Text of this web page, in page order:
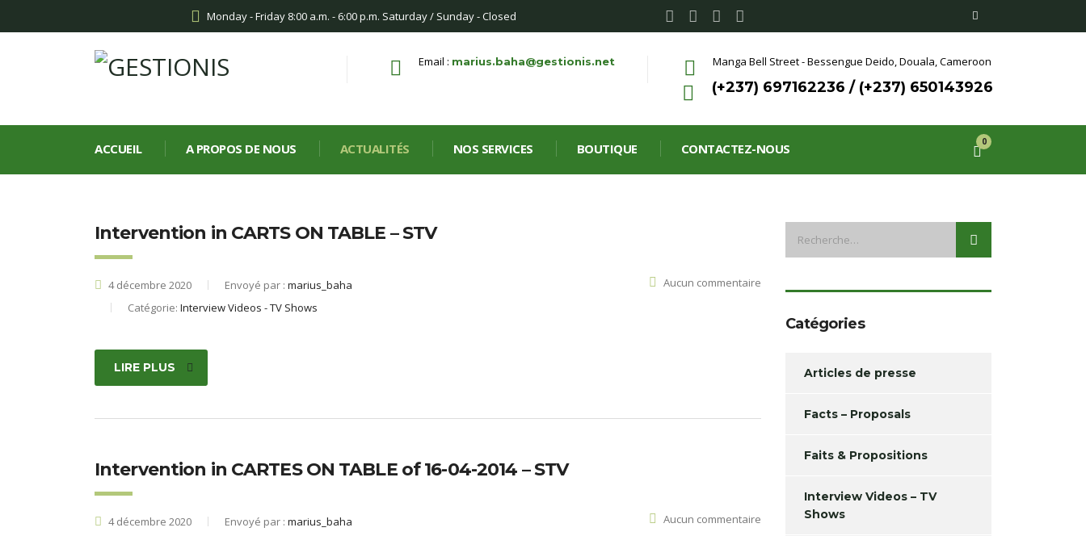
Monday - Friday 8:00 a.m. - 6:00 p.m. Saturday / Sunday - Closed
Manga Bell Street - Bessengue Deido,Douala, Cameroon
Email : marius.baha@gestionis.net
(+237) 697162236 / (+237) 650143926
ACCUEIL A PROPOS DE NOUS ACTUALITÉS NOS SERVICES BOUTIQUE CONTACTEZ-NOUS 0
Intervention in CARTS ON TABLE – STV
4 décembre 2020 Envoyé par : marius_baha
Catégorie: Interview Videos - TV Shows
Aucun commentaire
LIRE PLUS
Intervention in CARTES ON TABLE of 16-04-2014 – STV
4 décembre 2020 Envoyé par : marius_baha
Aucun commentaire
Catégories
Articles de presse
Facts – Proposals
Faits & Propositions
Interview Videos – TV
Shows